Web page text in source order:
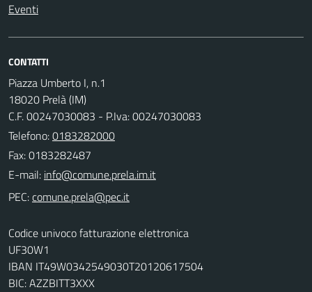
Eventi
CONTATTI
Piazza Umberto I, n.1
18020 Prelà (IM)
C.F. 00247030083 - P.Iva: 00247030083
Telefono:0183282000
Fax: 0183282487
E-mail:
PEC:
Codice univoco fatturazione elettronica
UF30W1
IBAN IT49W0342549030T20120617504
BIC: AZZBITT3XXX